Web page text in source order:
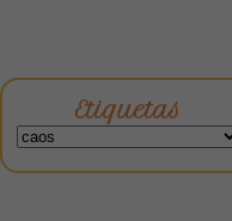
Etiquetas